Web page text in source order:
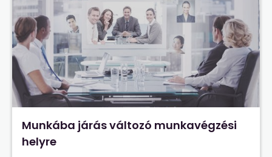
Munkába járás változó munkavégzési
helyre